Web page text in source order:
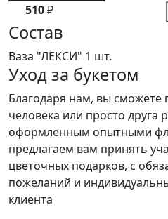
510₽
Состав
Ваза "ЛЕКСИ" 1 шт.
Уход за букетом
Благодаря нам, вы сможете
человека или просто
оформленным опытными
предлагаем вам принять
цветочных подарков, с
пожеланий и
клиента